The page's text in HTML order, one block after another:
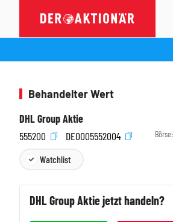
Behandelter Wert
DHL Group Aktie
555200
DE0005552004 Börse:
Watchlist
DHL GroupAktie jetzt handeln?